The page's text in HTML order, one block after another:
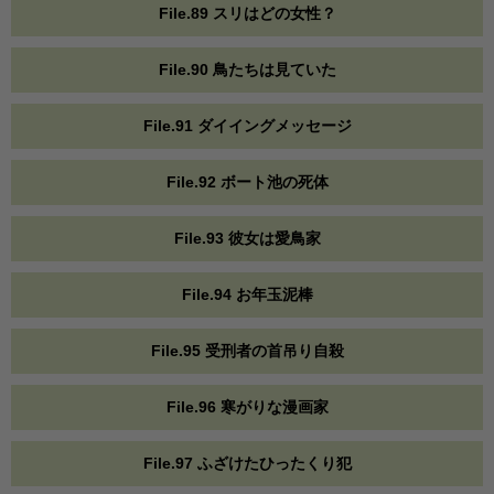
File.89 スリはどの女性？
File.90 鳥たちは見ていた
File.91 ダイイングメッセージ
File.92 ボート池の死体
File.93 彼女は愛鳥家
File.94 お年玉泥棒
File.95 受刑者の首吊り自殺
File.96 寒がりな漫画家
File.97 ふざけたひったくり犯